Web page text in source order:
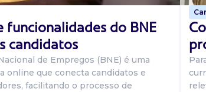
funcionalidades do BNE
candidatos
de Empregos (BNE) é uma
online que conecta candidatos e
facilitando o processo de